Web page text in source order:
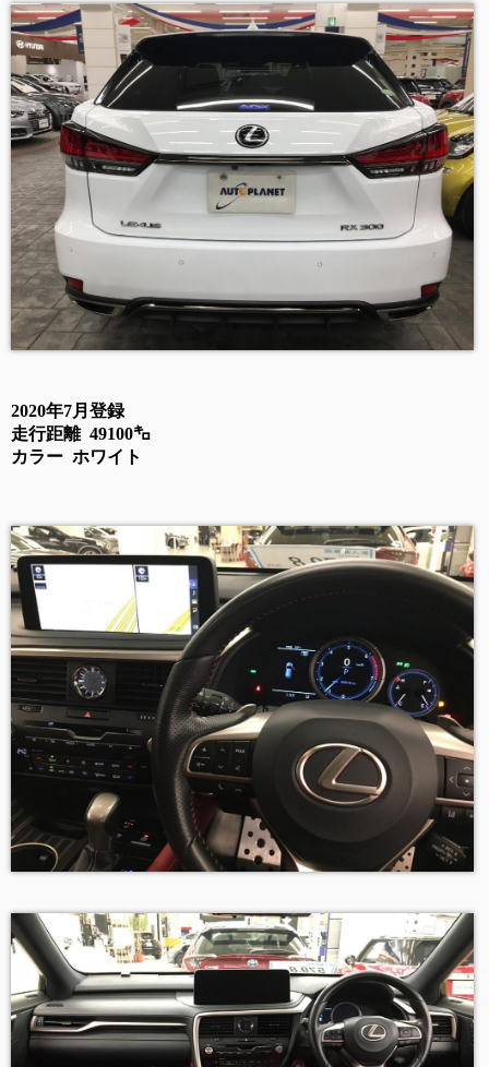
2020年7月登録
走行距離 49100㌔
カラー ホワイト